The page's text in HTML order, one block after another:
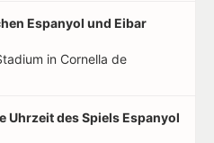
Espanyol und Eibar
in Cornella de
Uhrzeit des Spiels Espanyol